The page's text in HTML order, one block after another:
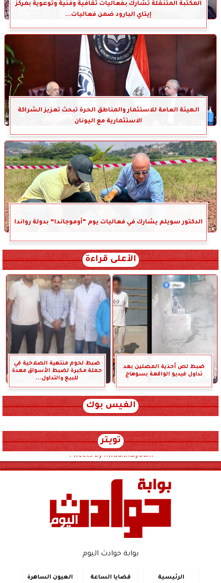
المكتبة المتنقلة تشارك بفعاليات ثقافية وفنية وتوعوية بمركز
إيتاي البارود ضمن فعاليات...
الهيئة العامة للاستثمار والمناطق الحرة تبحث تعزيز الشراكة
الاستثمارية مع اليونان
الدكتور سويلم يشارك في فعاليات يوم “أوموجاندا” بدولة رواندا
الأعلى قراءة
ضبط لص أحذية المصلين بعد
تداول فيديو الواقعة بسوهاج
ضبط لحوم منتهية الصلاحية في
حملة مكبرة لضبط الأسواق معدة
للبيع والتداول...
الفيس بوك
تويتر
Tweets by hwadithalyoum
بوابة حوادث اليوم
الرئيسية قضايا الساعة العيون الساهرة